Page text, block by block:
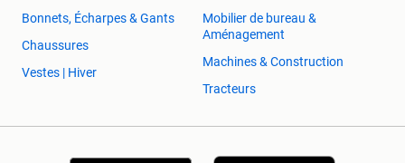
Bonnets, Écharpes & Gants
Chaussures
Vestes | Hiver
Mobilier de bureau &
Aménagement
Machines & Construction
Tracteurs